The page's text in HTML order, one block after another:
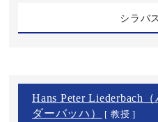
シラバ
Hans Peter
ダーバッハ）
[ 教授 ]